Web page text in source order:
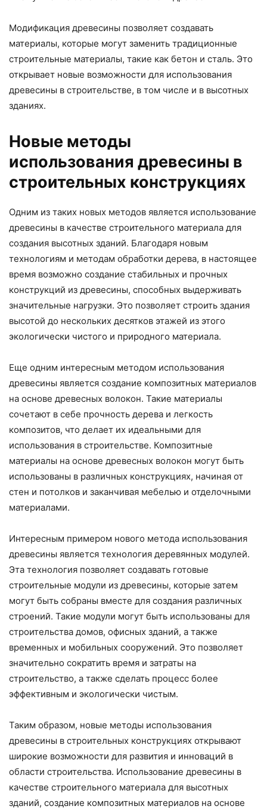
Модификация древесины позволяет создавать
материалы, которые могут заменить традиционные
строительные материалы, такие как бетон и сталь. Это
открывает новые возможности для использования
древесины в строительстве, в том числе и в высотных
зданиях.
Новые методы
использования древесины в
строительных конструкциях
Одним из таких новых методов является использование
древесины в качестве строительного материала для
создания высотных зданий. Благодаря новым
технологиям и методам обработки дерева, в настоящее
время возможно создание стабильных и прочных
конструкций из древесины, способных выдерживать
значительные нагрузки. Это позволяет строить здания
высотой до нескольких десятков этажей из этого
экологически чистого и природного материала.
Еще одним интересным методом использования
древесины является создание композитных материалов
на основе древесных волокон. Такие материалы
сочетают в себе прочность дерева и легкость
композитов, что делает их идеальными для
использования в строительстве. Композитные
материалы на основе древесных волокон могут быть
использованы в различных конструкциях, начиная от
стен и потолков и заканчивая мебелью и отделочными
материалами.
Интересным примером нового метода использования
древесины является технология деревянных модулей.
Эта технология позволяет создавать готовые
строительные модули из древесины, которые затем
могут быть собраны вместе для создания различных
строений. Такие модули могут быть использованы для
строительства домов, офисных зданий, а также
временных и мобильных сооружений. Это позволяет
значительно сократить время и затраты на
строительство, а также сделать процесс более
эффективным и экологически чистым.
Таким образом, новые методы использования
древесины в строительных конструкциях открывают
широкие возможности для развития и инноваций в
области строительства. Использование древесины в
качестве строительного материала для высотных
зданий, создание композитных материалов на основе